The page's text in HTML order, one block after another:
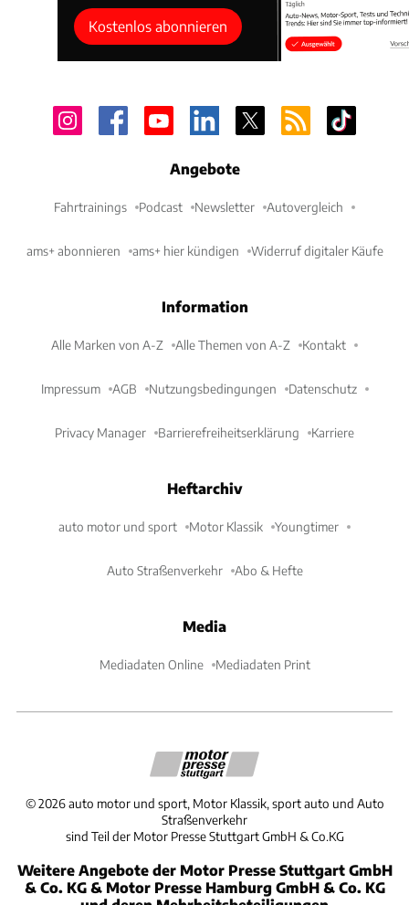
Kostenlos abonnieren
Angebote
Fahrtrainings Podcast Newsletter Autovergleich
ams+ abonnieren ams+ hier kündigen Widerruf digitaler Käufe
Information
Alle Marken von A-Z Alle Themen von A-Z Kontakt
Impressum AGB Nutzungsbedingungen Datenschutz
Privacy Manager Barrierefreiheitserklärung Karriere
Heftarchiv
auto motor und sport Motor Klassik Youngtimer
Auto Straßenverkehr Abo & Hefte
Media
Mediadaten Online Mediadaten Print
©2026 auto motor und sport, Motor Klassik, sport auto und Auto
Straßenverkehr
sind Teil der Motor Presse Stuttgart GmbH & Co.KG
Weitere Angebote der Motor Presse Stuttgart GmbH
& Co. KG & Motor Presse Hamburg GmbH & Co. KG